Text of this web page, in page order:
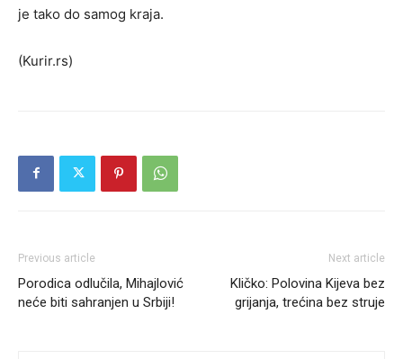
je tako do samog kraja.
(Kurir.rs)
Previous article
Porodica odlučila, Mihajlović
neće biti sahranjen u Srbiji!
Next article
Kličko: Polovina Kijeva bez
grijanja, trećina bez struje